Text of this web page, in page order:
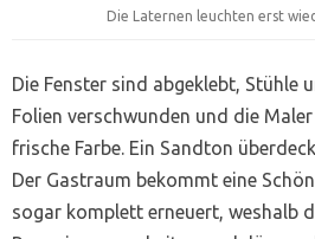
Die Laternen leuchten erst
Die Fenster sind abgeklebt, Stühle
Folien verschwunden und die
frische Farbe. Ein Sandton
Der Gastraum bekommt eine
sogar komplett erneuert, weshalb